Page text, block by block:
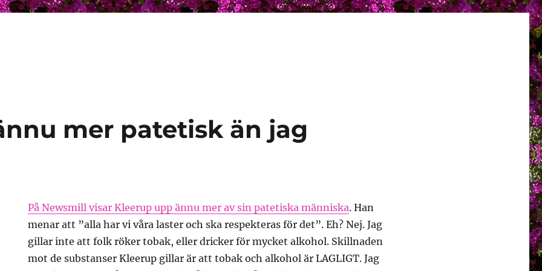
mer patetisk än jag
På Newsmill visar Kleerup upp ännu mer av sin patetiska människa. Han
menar att ”alla har vi våra laster och ska respekteras för det”. Eh? Nej. Jag
gillar inte att folk röker tobak, eller dricker för mycket alkohol. Skillnaden
mot de substanser Kleerup gillar är att tobak och alkohol är LAGLIGT. Jag